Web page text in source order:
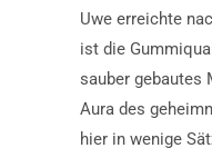
Uwe erreichte
ist die
sauber gebautes
Aura des
hier in wenige